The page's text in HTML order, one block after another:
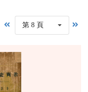
第 8 頁